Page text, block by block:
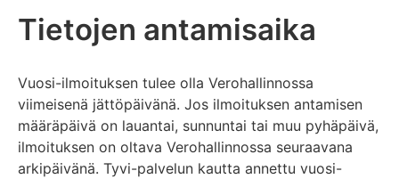
Tietojen antamisaika
Vuosi-ilmoituksen tulee olla Verohallinnossa
viimeisenä jättöpäivänä. Jos ilmoituksen antamisen
määräpäivä on lauantai, sunnuntai tai muu pyhäpäivä,
ilmoituksen on oltava Verohallinnossa seuraavana
arkipäivänä. Tyvi-palvelun kautta annettu vuosi-